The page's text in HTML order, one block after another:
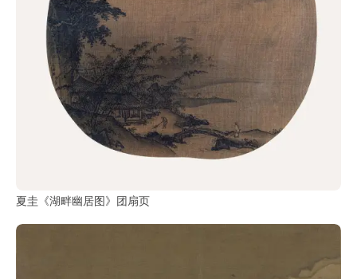
夏圭《湖畔幽居图》团扇页